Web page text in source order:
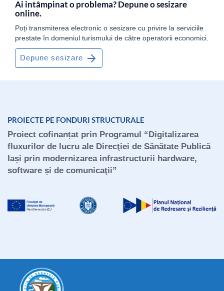
Ai intâmpinat o problema? Depune o sesizare
online.
Poți transmiterea electronic o sesizare cu privire la serviciile
prestate în domeniul turismului de către operatorii economici.
Depune sesizare
PROIECTE PE FONDURI STRUCTURALE
Proiect cofinanțat prin Programul “Digitalizarea
fluxurilor de lucru ale Direcţiei de Sănătate Publică
Iași prin modernizarea infrastructurii hardware,
software și de comunicaţii”